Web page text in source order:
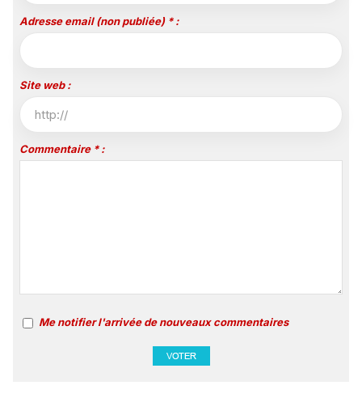
Adresse email (non publiée) * :
Site web :
Commentaire * :
Me notifier l'arrivée de nouveaux commentaires